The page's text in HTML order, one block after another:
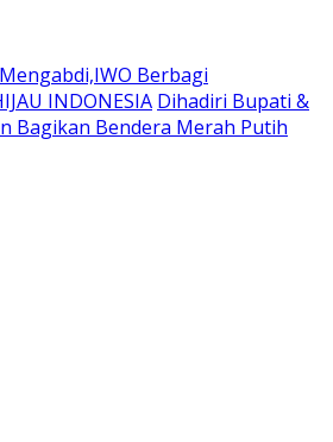
Berbagi
INDONESIA Dihadiri Bupati &
Bagikan Bendera Merah Putih